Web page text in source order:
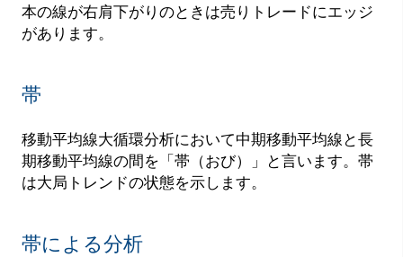
本の線が右肩下がりのときは売りトレードにエッジ
があります。
帯
移動平均線大循環分析において中期移動平均線と長
期移動平均線の間を「帯（おび）」と言います。帯
は大局トレンドの状態を示します。
帯による分析